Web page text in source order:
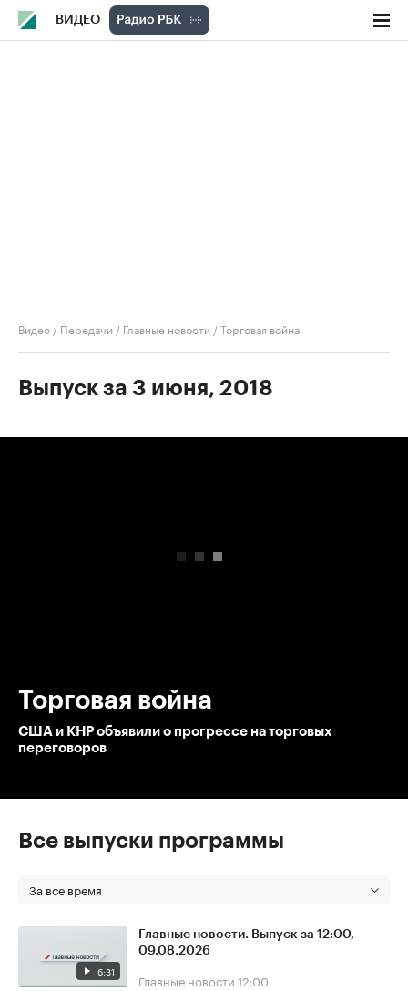
ВИДЕО
Видео / Передачи / Главные новости /Торговая война
Выпуск за 3 июня, 2018
Торговая война
США и КНР объявили о прогрессе на торговых
переговоров
Все выпуски программы
За все время
6:31
Главные новости. Выпуск за 12:00,
09.08.2026
Главные новости 12:00